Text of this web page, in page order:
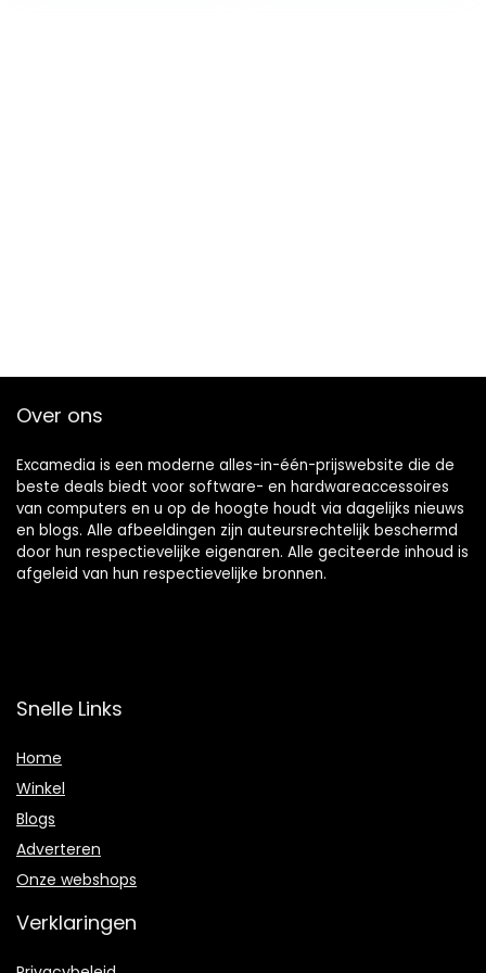
Over ons
Excamedia is een moderne alles-in-één-prijswebsite die de
beste deals biedt voor software- en hardwareaccessoires
van computers en u op de hoogte houdt via dagelijks nieuws
en blogs. Alle afbeeldingen zijn auteursrechtelijk beschermd
door hun respectievelijke eigenaren. Alle geciteerde inhoud is
afgeleid van hun respectievelijke bronnen.
Snelle Links
Home
Winkel
Blogs
Adverteren
Onze webshops
Verklaringen